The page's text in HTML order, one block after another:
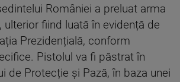
României a preluat arma
ulterior fiind luată în evidență de
Prezidențială, conform
Pistolul va fi păstrat în
de Protecție și Pază, în baza unei